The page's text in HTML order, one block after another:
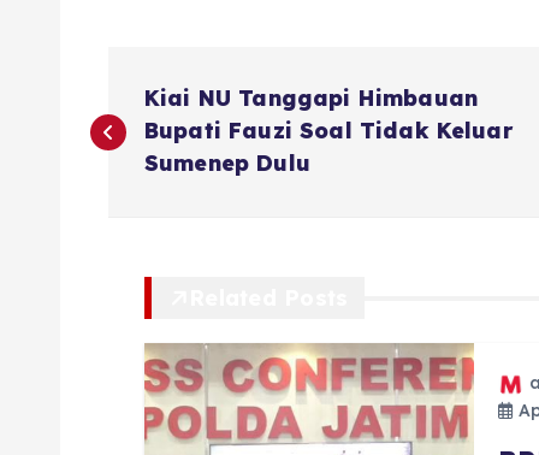
a
Kiai NU Tanggapi Himbauan
Bupati Fauzi Soal Tidak Keluar
Sumenep Dulu